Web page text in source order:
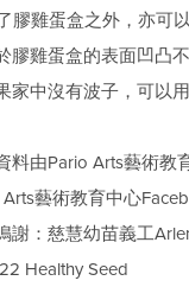
膠雞蛋盒之外，亦可
膠雞蛋盒的表面凹凸
家中沒有波子，可以
料由Pario Arts藝術教
Arts藝術教育中心
謝：慈慧幼苗義工
Healthy Seed